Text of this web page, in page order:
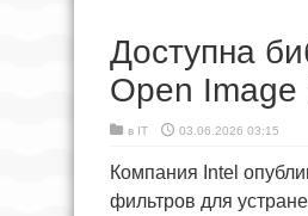
Доступна
Open
в IT 03.06.2026 03:15
Компания Intel
фильтров для